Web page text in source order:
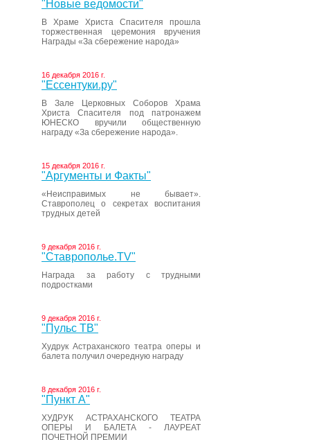
"Новые ведомости"
В Храме Христа Спасителя прошла
торжественная церемония вручения
Награды «За сбережение народа»
16 декабря 2016 г.
"Ессентуки.ру"
В Зале Церковных Соборов Храма
Христа Спасителя под патронажем
ЮНЕСКО вручили общественную
награду «За сбережение народа».
15 декабря 2016 г.
"Аргументы и Факты"
«Неисправимых не бывает».
Ставрополец о секретах воспитания
трудных детей
9 декабря 2016 г.
"Ставрополье.TV"
Награда за работу с трудными
подростками
9 декабря 2016 г.
"Пульс ТВ"
Худрук Астраханского театра оперы и
балета получил очередную награду
8 декабря 2016 г.
"Пункт А"
ХУДРУК АСТРАХАНСКОГО ТЕАТРА
ОПЕРЫ И БАЛЕТА - ЛАУРЕАТ
ПОЧЕТНОЙ ПРЕМИИ